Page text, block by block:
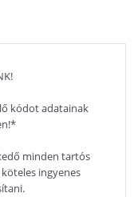
kódot adatainak
minden tartós
ingyenes